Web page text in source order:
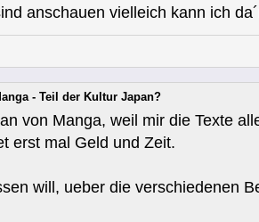
anschauen vielleich kann ich
- Teil der Kultur Japan?
von Manga, weil mir die Texte
erst mal Geld und Zeit.
will, ueber die verschiedenen